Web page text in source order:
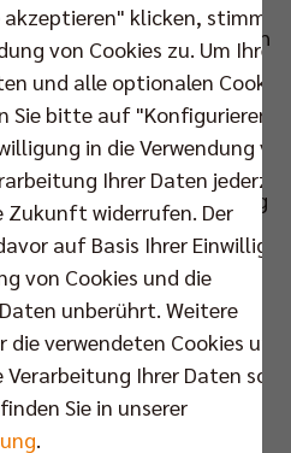
musste Headcoach
den kranken Adam
Tobias Krick war nach
seiner Kräfte. Auf
Jakob Schönhagen
für das Spiel am Sonntag
setzte auf den zweiten
Ass von Frohberg einen
Aber vor allem Florian
dass die BR Volleys in die
Aufschlägen übernahmen
Führung (5:4) und der
bedeutete das 10:7.
klicken, stimmen
von Cookies zu. Um Ihre
und alle optionalen Cookies
Sie bitte auf "Konfigurieren".
in die Verwendung
Ihrer Daten
Zukunft widerrufen. Der
auf Basis Ihrer
von Cookies und die
unberührt. Weitere
verwendeten Cookies und
Ihrer Daten
Sie in unserer
.